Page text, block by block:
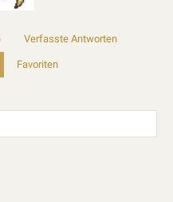
Verfasste Antworten
Favoriten